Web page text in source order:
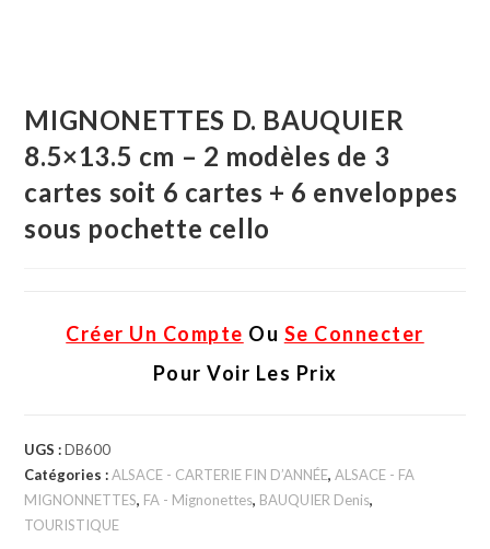
MIGNONETTES D. BAUQUIER
8.5×13.5 cm – 2 modèles de 3
cartes soit 6 cartes + 6 enveloppes
sous pochette cello
Créer Un Compte Ou Se Connecter
Pour Voir Les Prix
UGS :DB600
Catégories :ALSACE - CARTERIE FIN D’ANNÉE,ALSACE - FA
MIGNONNETTES, FA - Mignonettes, BAUQUIER Denis,
TOURISTIQUE